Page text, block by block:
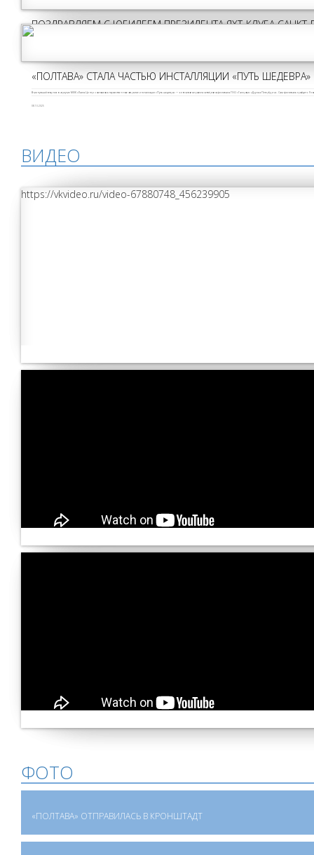
ПОЗДРАВЛЯЕМ С ЮБИЛЕЕМ ПРЕЗИДЕНТА ЯХТ-КЛУБА
«ПОЛТАВА» СТАЛА ЧАСТЬЮ ИНСТАЛЛЯЦИИ «ПУТЬ ШЕДЕВРА»
В минувший вторник в атриуме МФК «Лахта Центр» состоялось торжественное открытие инсталляции «Путь шедевра» — ключевого проекта четвёртого фестиваля ПАО «Газпром» «Друзья Петербурга». Сам фестиваль пройдет с 9 по
08.10.2025
ВИДЕО
https://vkvideo.ru/video-67880748_456239905
ФОТО
«ПОЛТАВА» ОТПРАВИЛАСЬ В КРОНШТАДТ